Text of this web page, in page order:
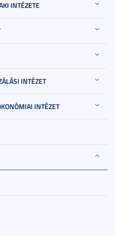
INTÉZETE
INTÉZET
INTÉZET